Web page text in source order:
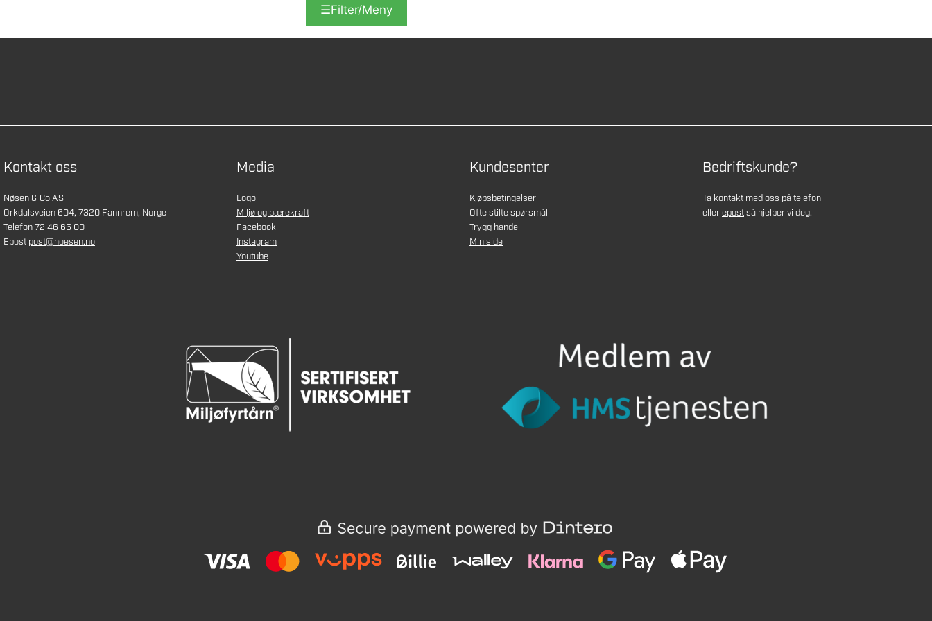
☰Filter/Meny
Kontakt oss
Nøsen & Co AS
Orkdalsveien 604, 7320 Fannrem, Norge
Telefon 72 46 65 00
Epost post@noesen.no
Media
Logo
Miljø og bærekraft
Facebook
Instagram
Youtube
Kundesenter
Kjøpsbetingelser
Ofte stilte spørsmål
Trygg handel
Min side
Bedriftskunde?
Ta kontakt med oss på telefon
ellerepostså hjelper vi deg.